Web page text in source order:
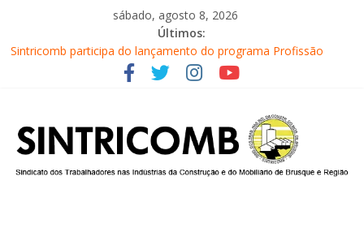
sábado, agosto 8, 2026
Últimos:
Sintricomb participa do lançamento do programa Profissão
Construir em Brusque
Equipe do SINTRICOMB realiza mais uma edição do Café na
Conselho Fiscal do SINTRICOMB realiza avaliação das contas do
sindicato
Diretores do SINTRICOMB são eleitos para a direção da Nova
Central Sindical de SC